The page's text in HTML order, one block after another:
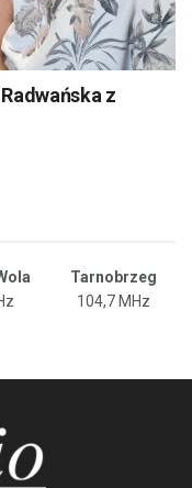
z
Tarnobrzeg
104,7 MHz